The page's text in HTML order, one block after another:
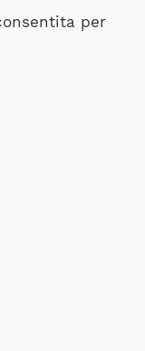
per